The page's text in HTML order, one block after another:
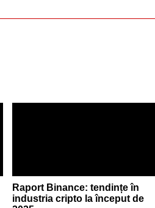
Raport Binance: tendințe în
industria cripto la început de